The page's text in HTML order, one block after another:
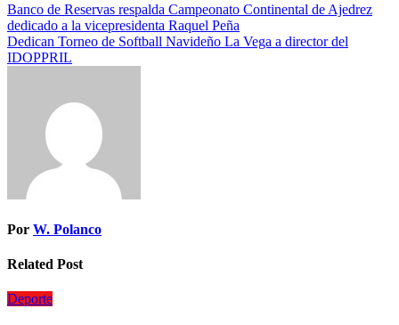
Banco de Reservas respalda Campeonato Continental de Ajedrez
dedicado a la vicepresidenta Raquel Peña
Dedican Torneo de Softball Navideño La Vega a director del
IDOPPRIL
Por W. Polanco
Related Post
Deporte